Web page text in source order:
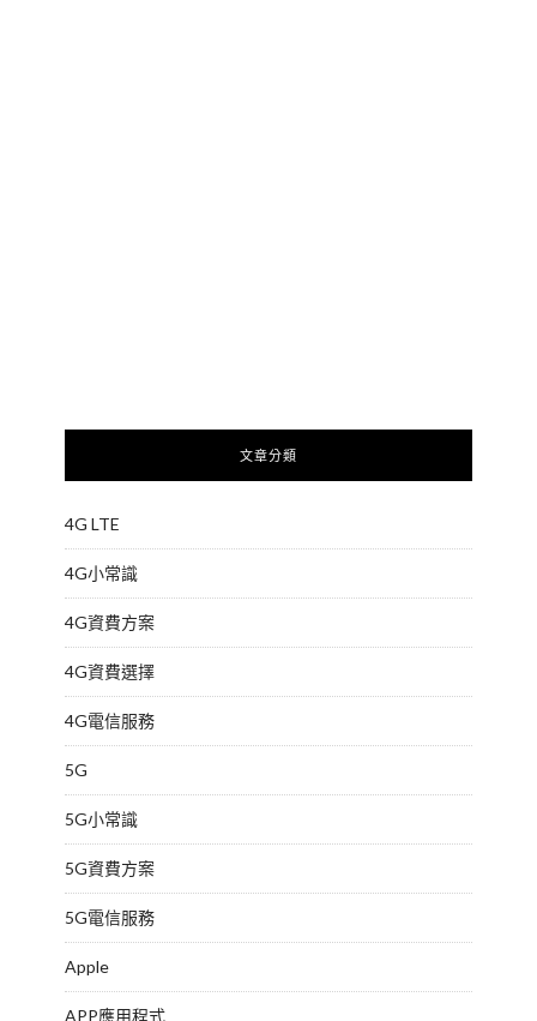
文章分類
4G LTE
4G小常識
4G資費方案
4G資費選擇
4G電信服務
5G
5G小常識
5G資費方案
5G電信服務
Apple
APP應用程式